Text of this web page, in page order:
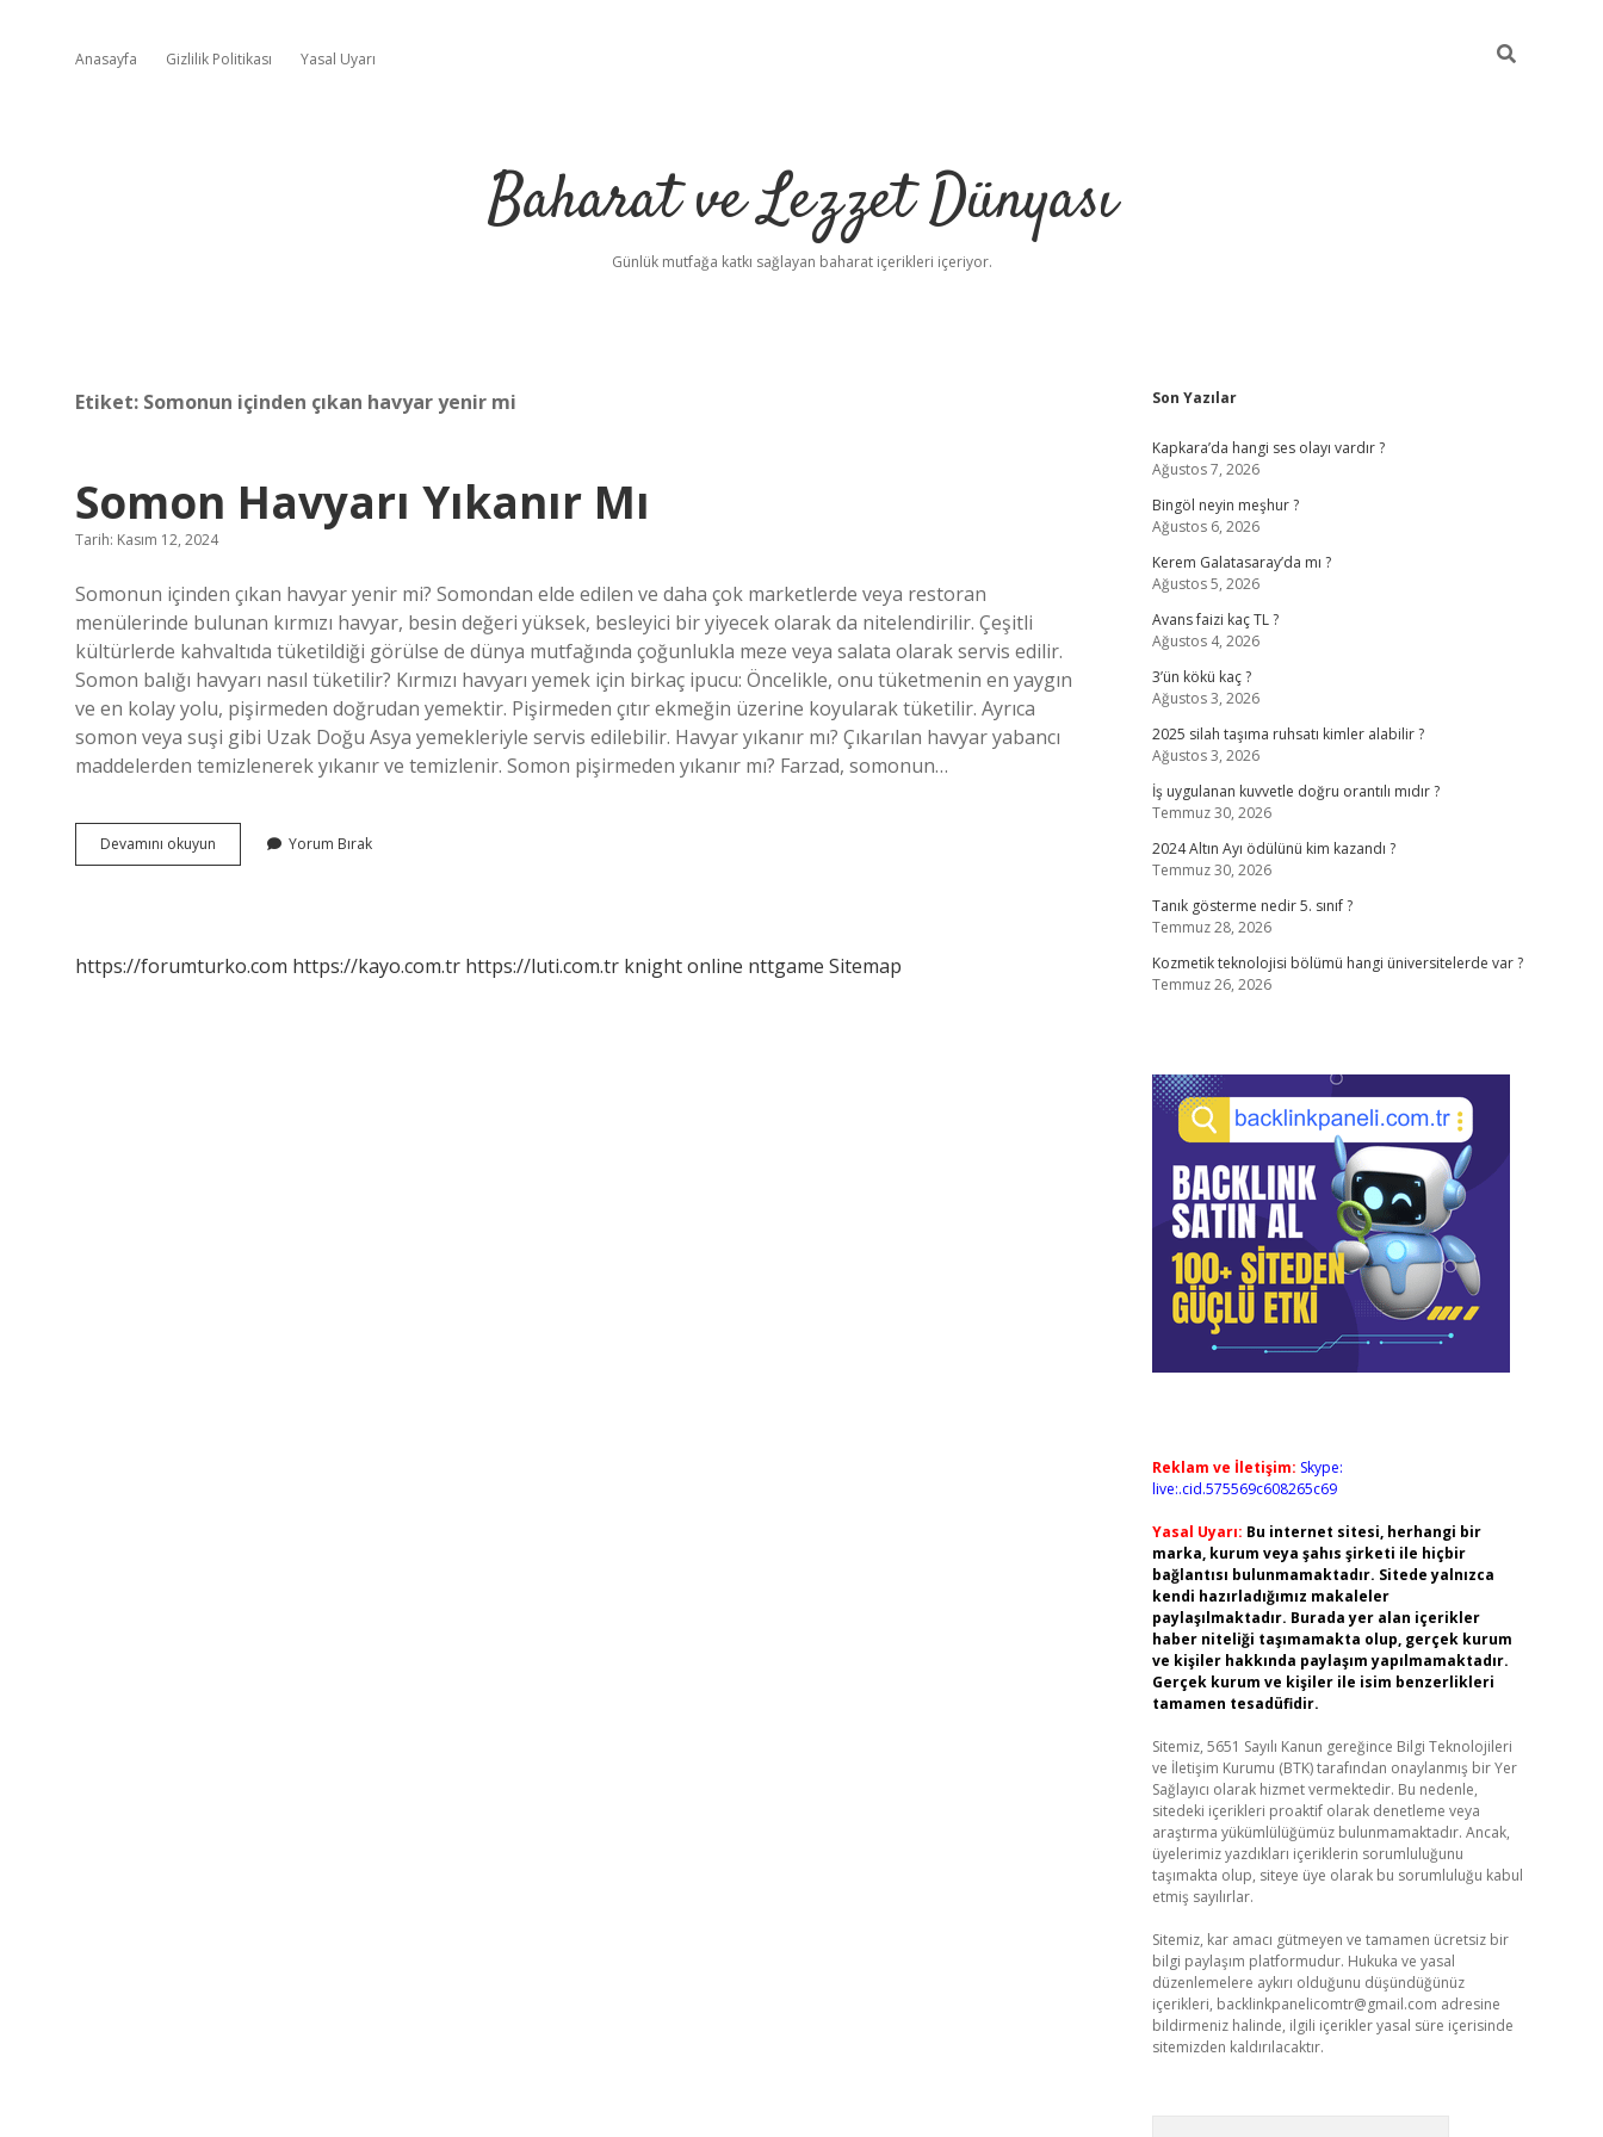
Anasayfa Gizlilik Politikası Yasal Uyarı
Baharat ve Lezzet Dünyası
Günlük mutfağa katkı sağlayan baharat içerikleri içeriyor.
Etiket: Somonun içinden çıkan havyar yenir mi
Somon Havyarı Yıkanır Mı
Tarih: Kasım 12, 2024
Somonun içinden çıkan havyar yenir mi? Somondan elde edilen ve daha çok marketlerde veya restoran
menülerinde bulunan kırmızı havyar, besin değeri yüksek, besleyici bir yiyecek olarak da nitelendirilir. Çeşitli
kültürlerde kahvaltıda tüketildiği görülse de dünya mutfağında çoğunlukla meze veya salata olarak servis edilir.
Somon balığı havyarı nasıl tüketilir? Kırmızı havyarı yemek için birkaç ipucu: Öncelikle, onu tüketmenin en yaygın
ve en kolay yolu, pişirmeden doğrudan yemektir. Pişirmeden çıtır ekmeğin üzerine koyularak tüketilir. Ayrıca
somon veya suşi gibi Uzak Doğu Asya yemekleriyle servis edilebilir. Havyar yıkanır mı? Çıkarılan havyar yabancı
maddelerden temizlenerek yıkanır ve temizlenir. Somon pişirmeden yıkanır mı? Farzad, somonun…
Devamını okuyun
Havyarı
Yorum Bırak
https://forumturko.com https://kayo.com.tr https://luti.com.tr knight online nttgame Sitemap
Sidebar
Son Yazılar
Kapkara’da hangi ses olayı vardır ?
Ağustos 7, 2026
Bingöl neyin meşhur ?
Ağustos 6, 2026
Kerem Galatasaray’da mı ?
Ağustos 5, 2026
Avans faizi kaç TL ?
Ağustos 4, 2026
3’ün kökü kaç ?
Ağustos 3, 2026
2025 silah taşıma ruhsatı kimler alabilir ?
Ağustos 3, 2026
İş uygulanan kuvvetle doğru orantılı mıdır ?
Temmuz 30, 2026
2024 Altın Ayı ödülünü kim kazandı ?
Temmuz 30, 2026
Tanık gösterme nedir 5. sınıf ?
Temmuz 28, 2026
Kozmetik teknolojisi bölümü hangi üniversitelerde var ?
Temmuz 26, 2026
Reklam ve İletişim: Skype:
live:.cid.575569c608265c69
Yasal Uyarı: Bu internet sitesi, herhangi bir
marka, kurum veya şahıs şirketi ile hiçbir
bağlantısı bulunmamaktadır. Sitede yalnızca
kendi hazırladığımız makaleler
paylaşılmaktadır. Burada yer alan içerikler
haber niteliği taşımamakta olup, gerçek kurum
ve kişiler hakkında paylaşım yapılmamaktadır.
Gerçek kurum ve kişiler ile isim benzerlikleri
tamamen tesadüfidir.
Sitemiz, 5651 Sayılı Kanun gereğince Bilgi Teknolojileri
ve İletişim Kurumu (BTK) tarafından onaylanmış bir Yer
Sağlayıcı olarak hizmet vermektedir. Bu nedenle,
sitedeki içerikleri proaktif olarak denetleme veya
araştırma yükümlülüğümüz bulunmamaktadır. Ancak,
üyelerimiz yazdıkları içeriklerin sorumluluğunu
taşımakta olup, siteye üye olarak bu sorumluluğu kabul
etmiş sayılırlar.
Sitemiz, kar amacı gütmeyen ve tamamen ücretsiz bir
bilgi paylaşım platformudur. Hukuka ve yasal
düzenlemelere aykırı olduğunu düşündüğünüz
içerikleri, backlinkpanelicomtr@gmail.com adresine
bildirmeniz halinde, ilgili içerikler yasal süre içerisinde
sitemizden kaldırılacaktır.